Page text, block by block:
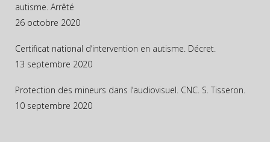
autisme. Arrêté
26 octobre 2020
Certificat national d’intervention en autisme. Décret.
13 septembre 2020
Protection des mineurs dans l’audiovisuel. CNC. S. Tisseron.
10 septembre 2020